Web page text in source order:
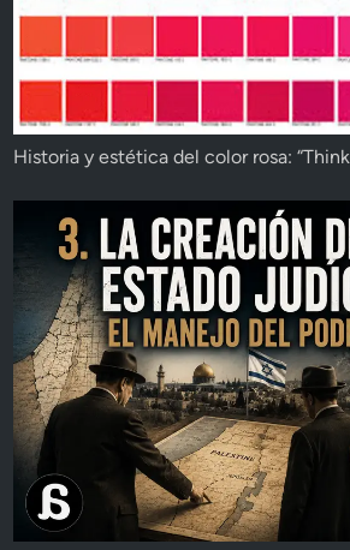
Historia y estética del color rosa: